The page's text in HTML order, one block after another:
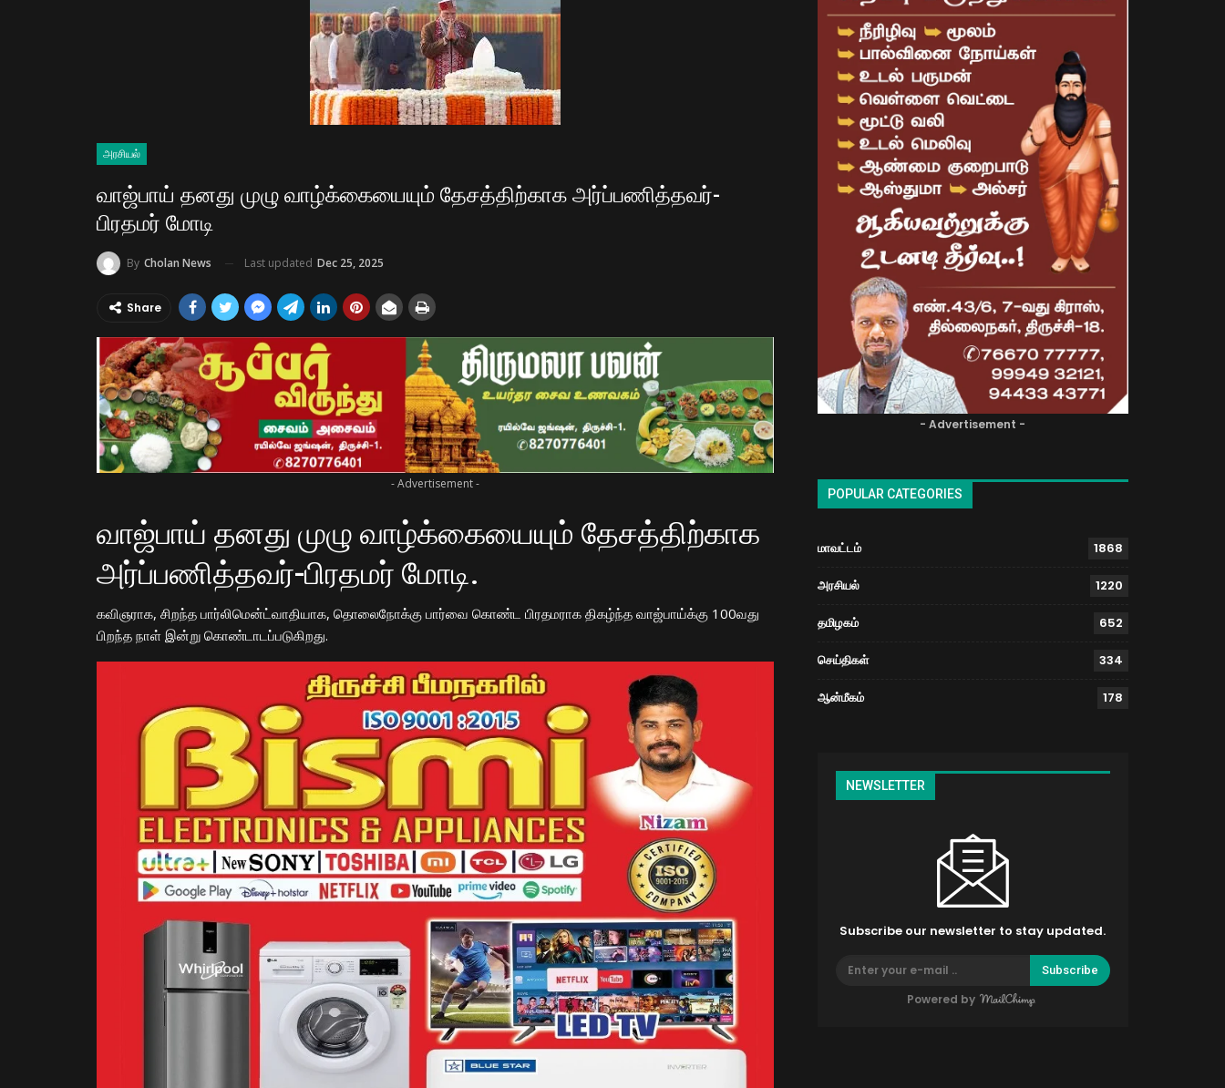
அரசியல்
வாஜ்பாய் தனது முழு வாழ்க்கையையும் தேசத்திற்காக அர்ப்பணித்தவர்-
பிரதமர் மோடி
By Cholan News Last updated Dec 25, 2025
Share
- Advertisement -
வாஜ்பாய் தனது முழு வாழ்க்கையையும் தேசத்திற்காக
அர்ப்பணித்தவர்-பிரதமர் மோடி.
கவிஞராக, சிறந்த பார்லிமென்ட்வாதியாக, தொலைநோக்கு பார்வை கொண்ட பிரதமராக திகழ்ந்த வாஜ்பாய்க்கு 100வது
பிறந்த நாள் இன்று கொண்டாடப்படுகிறது.
- Advertisement -
POPULAR CATEGORIES
மாவட்டம் 1868
அரசியல் 1220
தமிழகம் 652
செய்திகள் 334
ஆன்மீகம் 178
NEWSLETTER
Subscribe our newsletter to stay updated.
Subscribe
Powered by